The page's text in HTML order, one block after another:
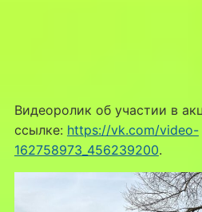
Видеоролик об участии в
ссылке: https://vk.com/video-
162758973_456239200.